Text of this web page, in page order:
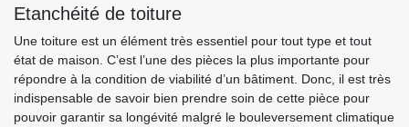
Etanchéité de toiture
Une toiture est un élément très essentiel pour tout type et tout
état de maison. C’est l’une des pièces la plus importante pour
répondre à la condition de viabilité d’un bâtiment. Donc, il est très
indispensable de savoir bien prendre soin de cette pièce pour
pouvoir garantir sa longévité malgré le bouleversement climatique